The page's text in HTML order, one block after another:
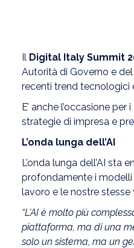
Il Digital Italy Summit
Autorità di Governo e
recenti trend tecnologici
E’ anche l’occasione
strategie di impresa e
L’onda lunga dell’AI
L’onda lunga dell’AI
profondamente i modelli
lavoro e le nostre stesse
“L’AI è molto più
piattaforma, ma di una
solo un sistema, ma un